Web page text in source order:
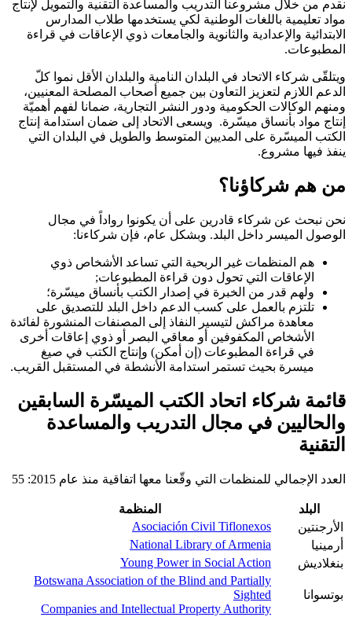
نقدم من خلال مشروعنا التدريب والمساعدة التقنية والتمويل لإنتاج
مواد تعليمية باللغات الوطنية لكي يستخدمها طلاب المدارس
الابتدائية والإعدادية والثانوية والجامعات ذوي الإعاقات في قراءة
المطبوعات.
ويتلقّى شركاء الاتحاد في البلدان النامية والبلدان الأقل نموا كلّ
الدعم اللازم لتعزيز التعاون بين جميع أصحاب المصلحة المعنيين،
ومنهم الوكالات الحكومية ودور النشر التجارية، ضمانا لفهم أهميّة
إنتاج مواد بأنساق ميسّرة. ويسعى الاتحاد إلى ضمان استدامة إنتاج
الكتب الميسّرة على المديين المتوسط والطويل في البلدان التي
ينفذ فيها مشروع.
من هم شركاؤنا؟
نحن نبحث عن شركاء قادرين على أن يكونوا رواداً في مجال
الوصول الميسر داخل البلد. وبشكل عام، فإن شركاءنا:
هم المنظمات غير الربحية التي تساعد الأشخاص ذوي
الإعاقات التي تحول دون قراءة المطبوعات;
ولهم قدر من الخبرة في إصدار الكتب بأنساق ميسّرة؛
تلتزم بالعمل على كسب الدعم داخل البلد للتصديق على
معاهدة مراكش لتيسير النفاذ إلى المصنفات المنشورة لفائدة
الأشخاص المكفوفين أو معاقي البصر أو ذوي إعاقات أخرى
في قراءة المطبوعات (إن أمكن) وإنتاج الكتب في صيغ
ميسرة بحيث تستمر استدامة الأنشطة في المستقبل القريب.
قائمة شركاء اتحاد الكتب الميسّرة السابقين
والحاليين في مجال التدريب والمساعدة
التقنية
العدد الإجمالي للمنظمات التي وقّعنا معها اتفاقية منذ عام 2015: 55
البلد
المنظمة
الأرجنتين
Asociación Civil Tiflonexos
أرمينيا
National Library of Armenia
بنغلاديش
Young Power in Social Action
بوتسوانا
Botswana Association of the Blind and Partially
Sighted
Companies and Intellectual Property Authority